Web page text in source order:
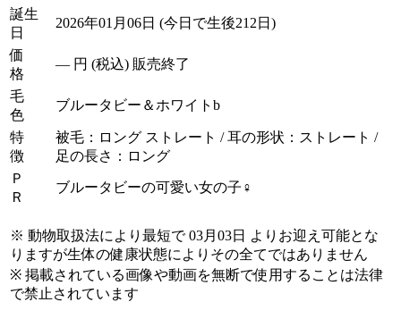
誕生
日
2026年01月06日 (今日で生後212日)
価
格
― 円 (税込) 販売終了
毛
色
ブルータビー＆ホワイトb
特
徴
被毛：ロング ストレート / 耳の形状：ストレート /
足の長さ：ロング
Ｐ
Ｒ
ブルータビーの可愛い女の子♀
※ 動物取扱法により最短で 03月03日 よりお迎え可能とな
りますが生体の健康状態によりその全てではありません
※ 掲載されている画像や動画を無断で使用することは法律
で禁止されています